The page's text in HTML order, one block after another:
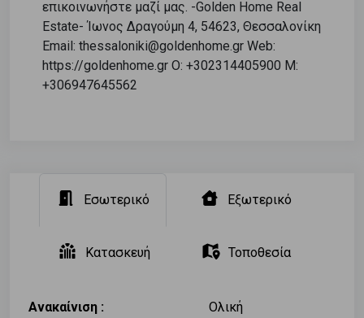
επικοινωνήστε μαζί μας. -Golden Home Real
Estate- Ίωνος Δραγούμη 4, 54623, Θεσσαλονίκη
Email: thessaloniki@goldenhome.gr Web:
https://goldenhome.gr O: +302314405900 M:
+306947645562
Εσωτερικό Εξωτερικό
Κατασκευή Τοποθεσία
Ανακαίνιση : Ολική